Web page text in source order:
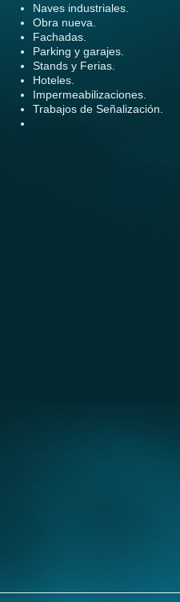
Naves industriales.
Obra nueva.
Fachadas.
Parking y garajes.
Stands y Ferias.
Hoteles.
Impermeabilizaciones.
Trabajos de Señalización.